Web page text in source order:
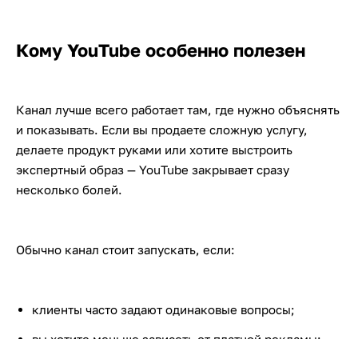
Кому YouTube особенно полезен
Канал лучше всего работает там, где нужно объяснять
и показывать. Если вы продаете сложную услугу,
делаете продукт руками или хотите выстроить
экспертный образ — YouTube закрывает сразу
несколько болей.
Обычно канал стоит запускать, если:
клиенты часто задают одинаковые вопросы;